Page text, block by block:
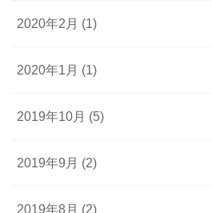
2020年2月 (1)
2020年1月 (1)
2019年10月 (5)
2019年9月 (2)
2019年8月 (2)